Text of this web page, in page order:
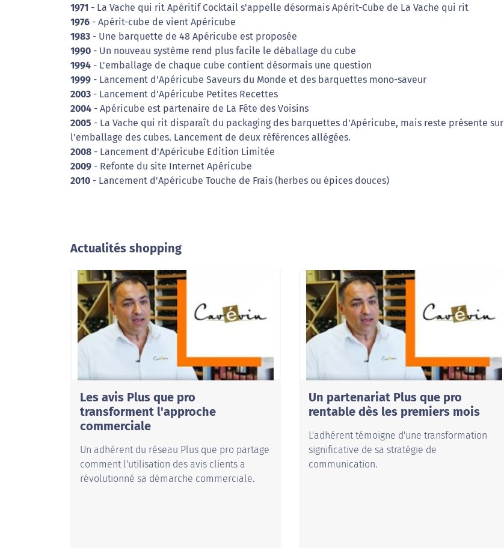
1971 - La Vache qui rit Apéritif Cocktail s'appelle désormais Apérit-Cube de La Vache qui rit
1976 - Apérit-cube de vient Apéricube
1983 - Une barquette de 48 Apéricube est proposée
1990 - Un nouveau système rend plus facile le déballage du cube
1994 - L'emballage de chaque cube contient désormais une question
1999 - Lancement d'Apéricube Saveurs du Monde et des barquettes mono-saveur
2003 - Lancement d'Apéricube Petites Recettes
2004 - Apéricube est partenaire de La Fête des Voisins
2005 - La Vache qui rit disparaît du packaging des barquettes d'Apéricube, mais reste présente sur
l'emballage des cubes. Lancement de deux références allégées.
2008 - Lancement d'Apéricube Edition Limitée
2009 - Refonte du site Internet Apéricube
2010 - Lancement d'Apéricube Touche de Frais (herbes ou épices douces)
Actualités shopping
Les avis Plus que pro
transforment l'approche
commerciale
Un adhérent du réseau Plus que pro partage
comment l'utilisation des avis clients a
révolutionné sa démarche commerciale.
Un partenariat Plus que pro
rentable dès les premiers mois
L'adhérent témoigne d'une transformation
significative de sa stratégie de
communication.